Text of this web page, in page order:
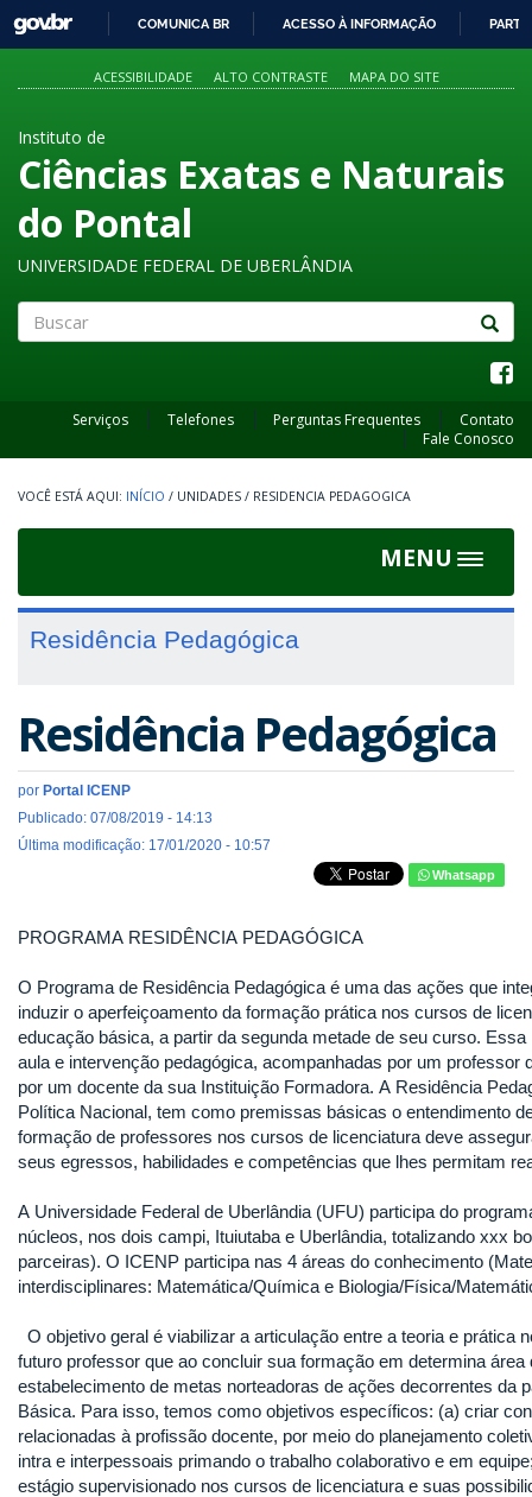
PARA
O
GOVBR
COMUNICA BR ACESSO À INFORMAÇÃO
ACESSIBILIDADE ALTO CONTRASTE MAPA DO SITE
Instituto de
Ciências Exatas e Naturais
do Pontal
UNIVERSIDADE FEDERAL DE UBERLÂNDIA
Serviços Telefones Perguntas Frequentes
Contato
Fale Conosco
INÍCIO / UNIDADES / RESIDENCIA PEDAGOGICA
MENU
Toggle
Residência Pedagógica
Residência Pedagógica
por Portal ICENP
Publicado: 07/08/2019 - 14:13
Última modificação: 17/01/2020 - 10:57
Whatsapp
PROGRAMA RESIDÊNCIA PEDAGÓGICA
O Programa de Residência Pedagógica é uma das ações que
induzir o aperfeiçoamento da formação prática nos cursos de
educação básica, a partir da segunda metade de seu curso.
aula e intervenção pedagógica, acompanhadas por um
por um docente da sua Instituição Formadora. A Residência
Política Nacional, tem como premissas básicas o entendimento
formação de professores nos cursos de licenciatura deve
seus egressos, habilidades e competências que lhes permitam
A Universidade Federal de Uberlândia (UFU) participa do
núcleos, nos dois campi, Ituiutaba e Uberlândia, totalizando xxx
parceiras). O ICENP participa nas 4 áreas do conhecimento
interdisciplinares: Matemática/Química e Biologia/Física/
O objetivo geral é viabilizar a articulação entre a teoria e
futuro professor que ao concluir sua formação em determina
estabelecimento de metas norteadoras de ações decorrentes da
Básica. Para isso, temos como objetivos específicos: (a) criar
relacionadas à profissão docente, por meio do planejamento
intra e interpessoais primando o trabalho colaborativo e em
estágio supervisionado nos cursos de licenciatura e suas